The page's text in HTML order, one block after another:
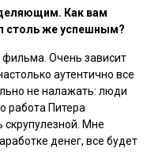
Как вам
столь же успешным?
фильма. Очень зависит
аутентично все
не налажать: люди
работа Питера
скрупулезной. Мне
денег, все будет